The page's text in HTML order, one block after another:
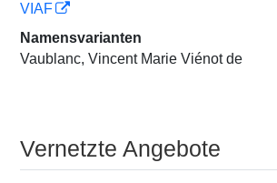
VIAF
Namensvarianten
Vaublanc, Vincent Marie Viénot de
Vernetzte Angebote